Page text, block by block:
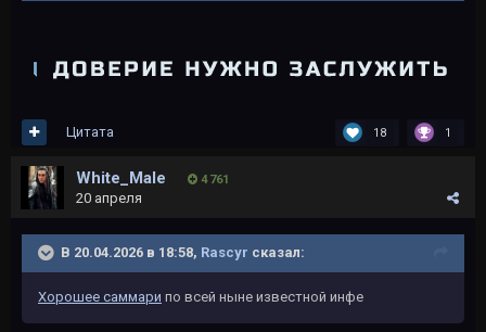
18 1
Цитата
White_Male 4 761
20 апреля
В 20.04.2026 в 18:58, Rascyr сказал:
Хорошее саммари по всей ныне известной инфе